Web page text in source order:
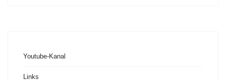
Youtube-Kanal
Links